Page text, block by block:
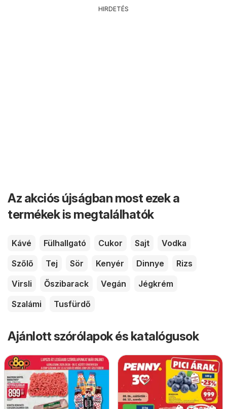
HIRDETÉS
Az akciós újságban most ezek a
termékek is megtalálhatók
Kávé Fülhallgató Cukor Sajt
Vodka
Szőlő
Tej Sör Kenyér Dinnye
Rizs
Virsli
Őszibarack Vegán
Jégkrém
Szalámi
Tusfürdő
Ajánlott szórólapok és katalógusok